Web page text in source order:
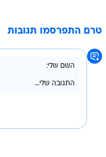
טרם התפרסמו תגובות